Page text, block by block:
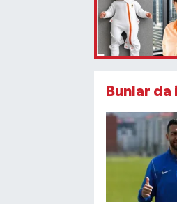
Bunlar